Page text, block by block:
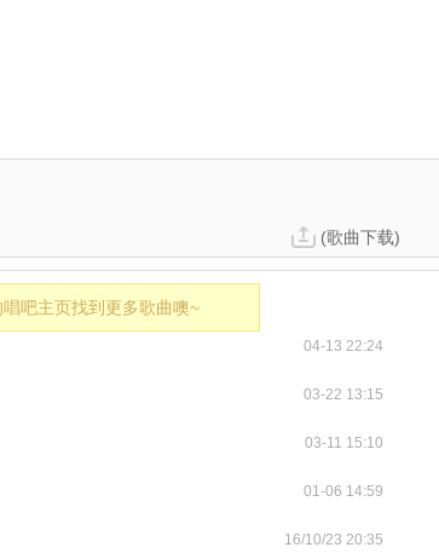
(歌曲下载)
唱吧主页找到更多歌曲噢~
04-13 22:24
03-22 13:15
03-11 15:10
01-06 14:59
16/10/23 20:35